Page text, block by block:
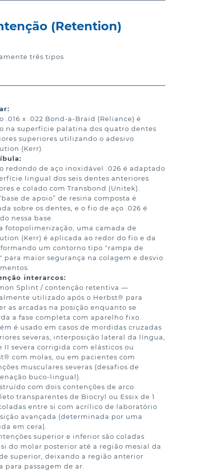
(Retention)
três tipos
.016 x .022 Bond-a-Braid (Reliance) é
na superfície palatina dos quatro dentes
superiores utilizando o adesivo
(Kerr).
redondo de aço inoxidável .026 é adaptado
lingual dos seis dentes anteriores
e colado com Transbond (Unitek).
de apoio” de resina composta é
sobre os dentes, e o fio de aço .026 é
nessa base.
fotopolimerização, uma camada de
(Kerr) é aplicada ao redor do fio e da
formando um contorno tipo "rampa de
para maior segurança na colagem e desvio
interarcos:
Splint / contenção retentiva —
utilizado após o Herbst® para
as arcadas na posição enquanto se
a fase completa com aparelho fixo.
é usado em casos de mordidas cruzadas
severas, interposição lateral da língua,
II severa corrigida com elásticos ou
com molas, ou em pacientes com
musculares severas (desafios de
buco-lingual).
com dois contenções de arco
transparentes de Biocryl ou Essix de 1
entre si com acrílico de laboratório
avançada (determinada por uma
em cera).
superior e inferior são coladas
do molar posterior até a região mesial da
superior, deixando a região anterior
para passagem de ar.